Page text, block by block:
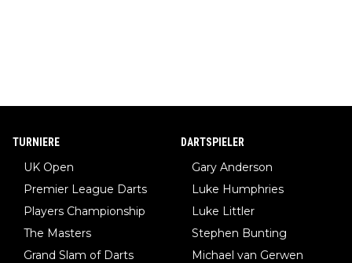
TURNIERE
UK Open
Premier League Darts
Players Championship
The Masters
Grand Slam of Darts
DARTSPIELER
Gary Anderson
Luke Humphries
Luke Littler
Stephen Bunting
Michael van Gerwen